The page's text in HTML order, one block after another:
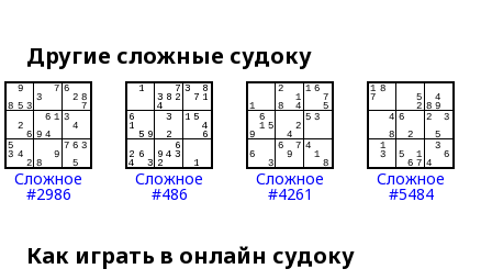
Другие сложные судоку
Сложное
#2986
Сложное
#486
Сложное
#4261
Сложное
#5484
Как играть в онлайн судоку